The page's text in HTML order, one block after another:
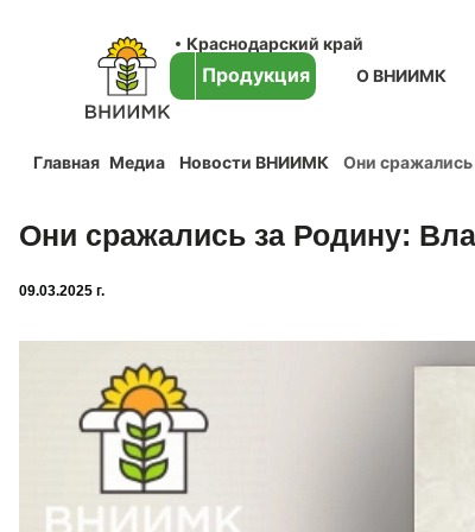
Краснодарский край
Продукция О ВНИИМК
Главная Медиа Новости ВНИИМК Они
Они сражались за Родину:
09.03.2025 г.